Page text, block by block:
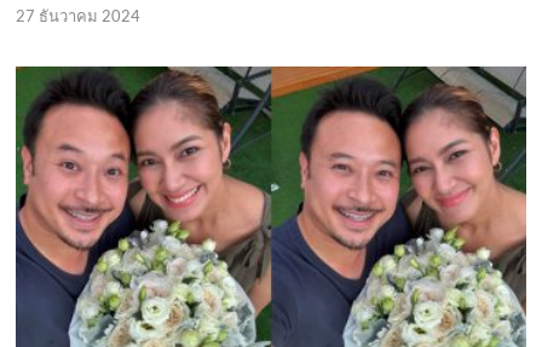
27 ธันวาคม 2024